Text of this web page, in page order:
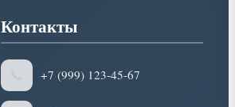
Контакты
+7 (999) 123-45-67